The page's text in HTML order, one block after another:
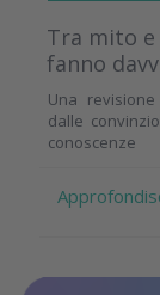
Tra mito e
fanno
Una
dalle
conoscenze